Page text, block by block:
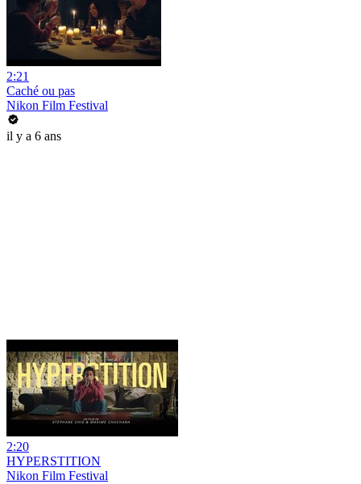
2:21
Caché ou pas
Nikon Film Festival
il y a 6 ans
2:20
HYPERSTITION
Nikon Film Festival